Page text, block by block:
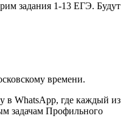
задания 1-13 ЕГЭ. Будут
времени.
в WhatsApp, где каждый из
задачам Профильного